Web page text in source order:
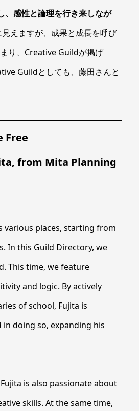
、感性と論理を行き来しなが
えますが、成果と成長を呼び
り、Creative Guildが掲げ
Guildとしても、藤田さんと
Free
from Mita Planning
various places, starting from
In this Guild Directory, we
This time, we feature
and logic. By actively
of school, Fujita is
doing so, expanding his
is also passionate about
skills. At the same time,